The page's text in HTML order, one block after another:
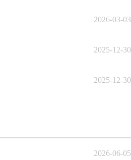
2026-03-03
2025-12-30
2025-12-30
2026-06-05